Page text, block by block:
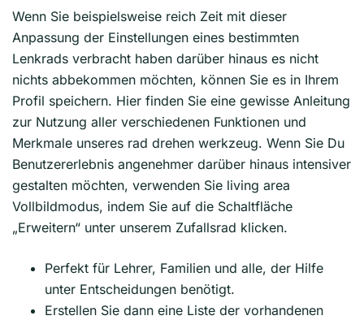
Wenn Sie beispielsweise reich Zeit mit dieser
Anpassung der Einstellungen eines bestimmten
Lenkrads verbracht haben darüber hinaus es nicht
nichts abbekommen möchten, können Sie es in Ihrem
Profil speichern. Hier finden Sie eine gewisse Anleitung
zur Nutzung aller verschiedenen Funktionen und
Merkmale unseres rad drehen werkzeug. Wenn Sie Du
Benutzererlebnis angenehmer darüber hinaus intensiver
gestalten möchten, verwenden Sie living area
Vollbildmodus, indem Sie auf die Schaltfläche
„Erweitern“ unter unserem Zufallsrad klicken.
Perfekt für Lehrer, Familien und alle, der Hilfe
unter Entscheidungen benötigt.
Erstellen Sie dann eine Liste der vorhandenen